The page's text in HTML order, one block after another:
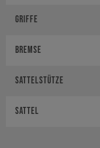
Griffe
Bremse
Sattelstütze
Sattel